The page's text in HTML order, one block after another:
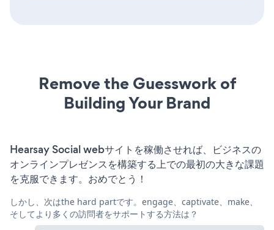
Remove the Guesswork of
Building Your Brand
Hearsay Social webサイトを稼働させれば、ビジネスの
オンラインプレゼンスを構築する上での最初の大きな課題
を克服できます。おめでとう！
しかし、次はthe hard partです。engage、captivate、make、
そしてより多くの訪問者をサポートする方法は？